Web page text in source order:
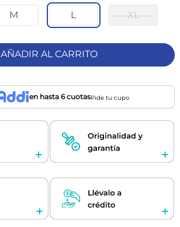
M L XL
AÑADIR AL CARRITO
en hasta 6 cuotasPide tu cupo